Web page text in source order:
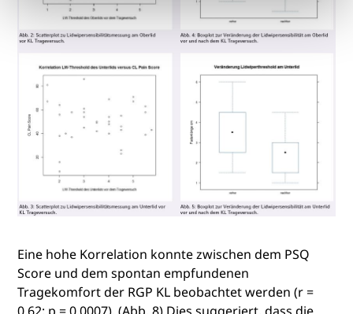
Eine hohe Korrelation konnte zwischen dem PSQ
Score und dem spontan empfundenen
Tragekomfort der RGP KL beobachtet werden (r =